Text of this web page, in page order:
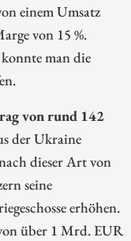
einem Umsatz
von 15 %.
man die
von rund 142
der Ukraine
dieser Art von
seine
erhöhen.
über 1 Mrd. EUR